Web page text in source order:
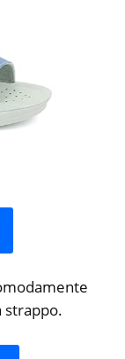
strappo.